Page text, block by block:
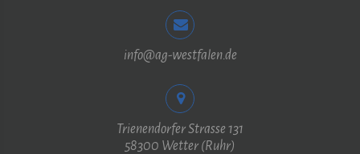
info@ag-westfalen.de
Trienendorfer Strasse 131
58300 Wetter (Ruhr)